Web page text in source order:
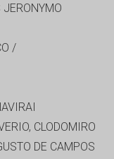
/
CLODOMIRO
DE CAMPOS